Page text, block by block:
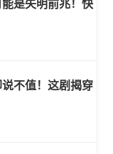
是失明前兆！快
不值！这剧揭穿